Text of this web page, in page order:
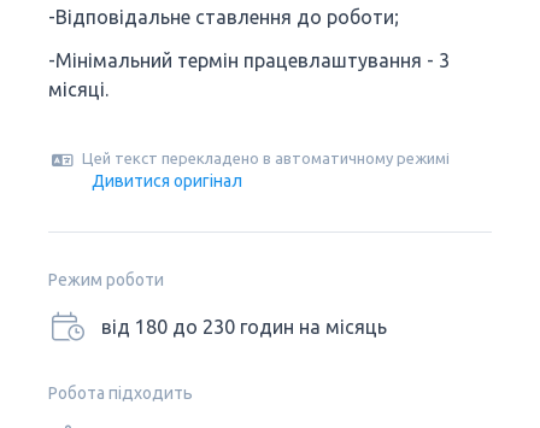
-Відповідальне ставлення до роботи;
-Мінімальний термін працевлаштування - 3
місяці.
Цей текст перекладено в автоматичному режимі
Дивитися оригінал
Режим роботи
від 180 до 230 годин на місяць
Робота підходить